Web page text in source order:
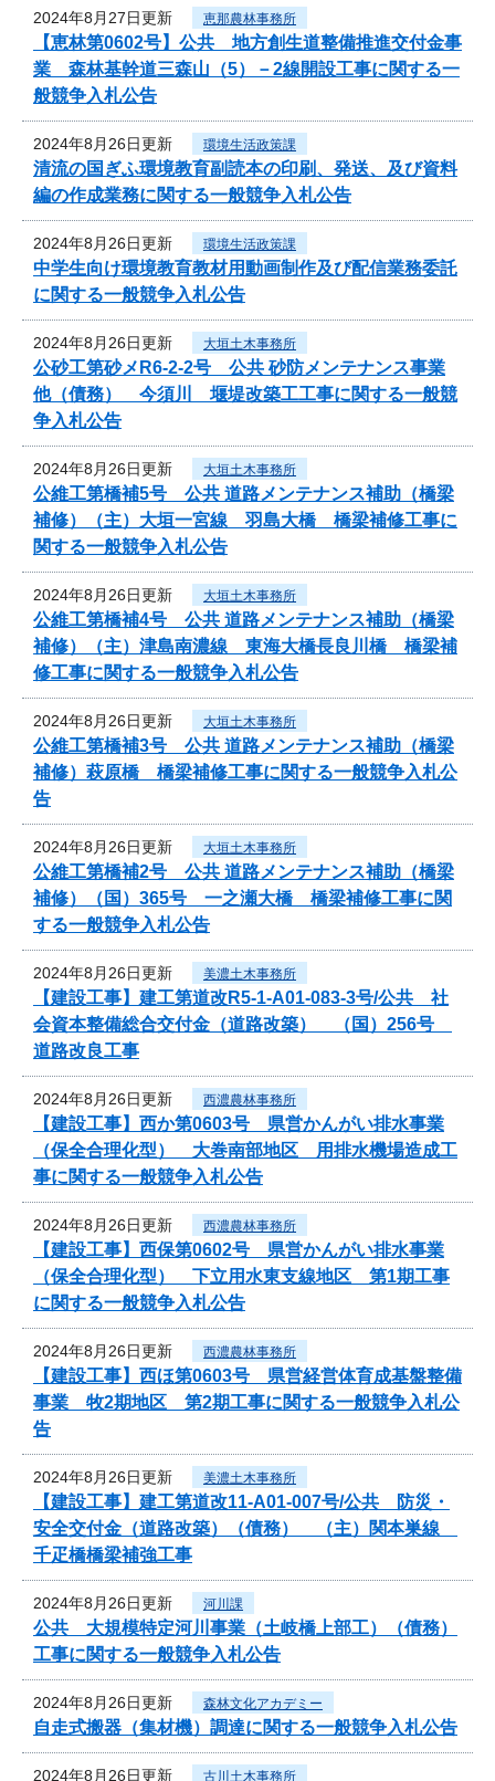
2024年8月27日更新 恵那農林事務所
【恵林第0602号】公共 地方創生道整備推進交付金事
業 森林基幹道三森山（5）－2線開設工事に関する一
般競争入札公告
2024年8月26日更新 環境生活政策課
清流の国ぎふ環境教育副読本の印刷、発送、及び資料
編の作成業務に関する一般競争入札公告
2024年8月26日更新 環境生活政策課
中学生向け環境教育教材用動画制作及び配信業務委託
に関する一般競争入札公告
2024年8月26日更新 大垣土木事務所
公砂工第砂メR6-2-2号 公共 砂防メンテナンス事業
他（債務） 今須川 堰堤改築工工事に関する一般競
争入札公告
2024年8月26日更新 大垣土木事務所
公維工第橋補5号 公共 道路メンテナンス補助（橋梁
補修）（主）大垣一宮線 羽島大橋 橋梁補修工事に
関する一般競争入札公告
2024年8月26日更新 大垣土木事務所
公維工第橋補4号 公共 道路メンテナンス補助（橋梁
補修）（主）津島南濃線 東海大橋長良川橋 橋梁補
修工事に関する一般競争入札公告
2024年8月26日更新 大垣土木事務所
公維工第橋補3号 公共 道路メンテナンス補助（橋梁
補修）萩原橋 橋梁補修工事に関する一般競争入札公
告
2024年8月26日更新 大垣土木事務所
公維工第橋補2号 公共 道路メンテナンス補助（橋梁
補修）（国）365号 一之瀬大橋 橋梁補修工事に関
する一般競争入札公告
2024年8月26日更新 美濃土木事務所
【建設工事】建工第道改R5-1-A01-083-3号/公共 社
会資本整備総合交付金（道路改築） （国）256号
道路改良工事
2024年8月26日更新 西濃農林事務所
【建設工事】西か第0603号 県営かんがい排水事業
（保全合理化型） 大巻南部地区 用排水機場造成工
事に関する一般競争入札公告
2024年8月26日更新 西濃農林事務所
【建設工事】西保第0602号 県営かんがい排水事業
（保全合理化型） 下立用水東支線地区 第1期工事
に関する一般競争入札公告
2024年8月26日更新 西濃農林事務所
【建設工事】西ほ第0603号 県営経営体育成基盤整備
事業 牧2期地区 第2期工事に関する一般競争入札公
告
2024年8月26日更新 美濃土木事務所
【建設工事】建工第道改11-A01-007号/公共 防災・
安全交付金（道路改築）（債務） （主）関本巣線
千疋橋橋梁補強工事
2024年8月26日更新 河川課
公共 大規模特定河川事業（土岐橋上部工）（債務）
工事に関する一般競争入札公告
2024年8月26日更新 森林文化アカデミー
自走式搬器（集材機）調達に関する一般競争入札公告
2024年8月26日更新 古川土木事務所